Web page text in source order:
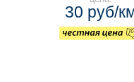
30 руб/